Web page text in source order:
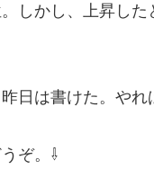
しかし、上昇した
日は書けた。やれ
ぞ。⇩